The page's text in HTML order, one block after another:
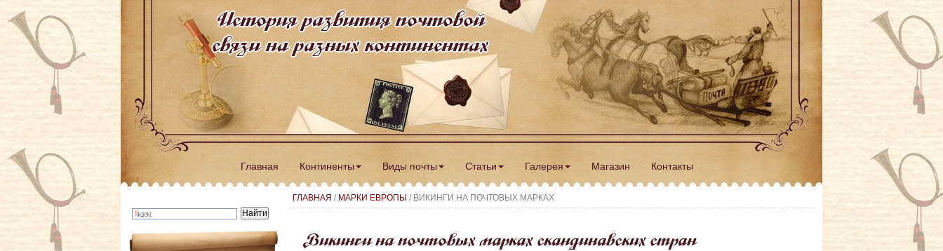
История развития почтовой
связи на разных континентах
Главная Континенты Виды почты Статьи Галерея Магазин Контакты
ГЛАВНАЯ / МАРКИ ЕВРОПЫ / ВИКИНГИ НА ПОЧТОВЫХ МАРКАХ
Викинги на почтовых марках скандинавских стран